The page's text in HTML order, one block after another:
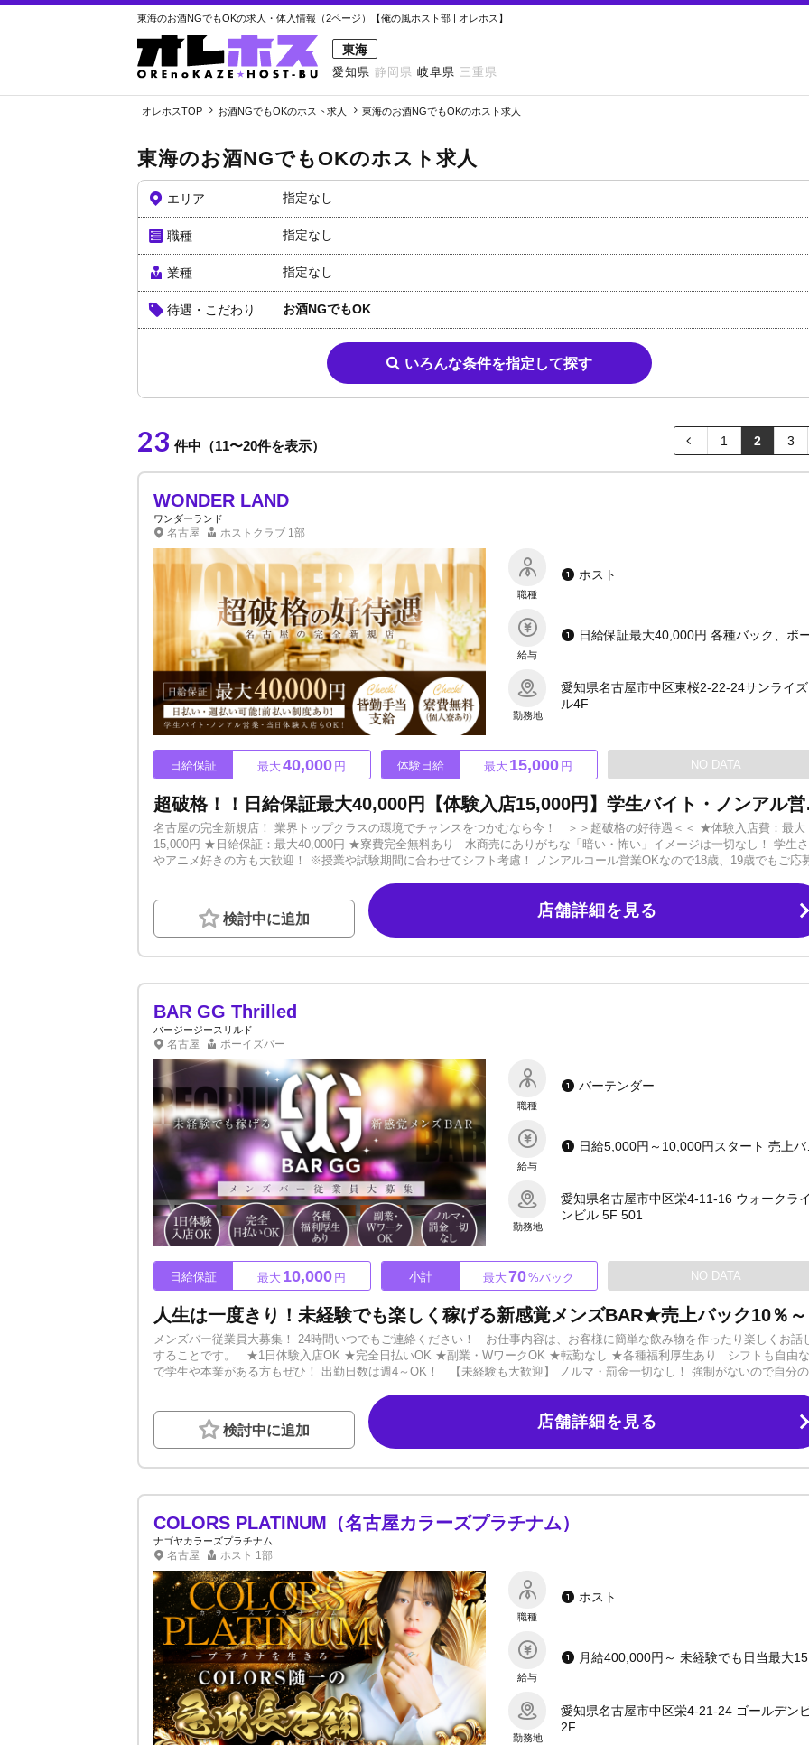
東海のお酒NGでもOKの求人・体入情報（2ページ）【俺の風ホスト部 | オレホス】
東海
愛知県 静岡県 岐阜県 三重県
オレホスTOP お酒NGでもOKのホスト求人 東海のお酒NGでもOKのホスト求人
東海のお酒NGでもOKのホスト求人
エリア 指定なし
職種 指定なし
業種 指定なし
待遇・こだわり お酒NGでもOK
いろんな条件を指定して探す
23 件中（11〜20件を表示） 1 2 3
WONDER LAND
ワンダーランド
名古屋 ホストクラブ 1部
職種
ホスト
給与
勤務地
愛知県名古屋市中区東桜2-22-24サンライ
ル4F
日給保証 最大40,000 円 体験日給 最大 15,000 円 NO DATA
超破格！！
名古屋の完全新規店！ 業界トップクラスの環境でチャンスをつかむなら今！ ＞＞超破格の好待遇＜＜ ★体験入店費：最大
15,000円 ★日給保証：最大40,000円 ★寮費完全無料あり 水商売にありがちな「暗い・怖い」イメージは一切なし！ 学生
やアニメ好きの方も大歓迎！ ※授業や試験期間に合わせてシフト考慮！ ノンアルコール営業OKなので18歳、19歳でもご応
と興味がある」という軽い感じでも大丈夫！ まずは店内見学や体験入店にお越しください。 ※無理な引きとめ一切なし！
験したら絶対入店」「辞めさせてもらえない」といったトラブルはありません。 楽しく働き、しっかり稼げる『ワンダーラ
ド』へぜひ！ 名古屋で夢を掴みましょう！！
検討中に追加 店舗詳細を見る
BAR GG Thrilled
バージージースリルド
名古屋 ボーイズバー
職種
バーテンダー
給与
日給5,000円～10,000円スタート 売上バックあり（10％
勤務地
愛知県名古屋市中区栄4-11-16 ウォークラ
ンビル 5F 501
日給保証 最大 10,000 円 小計 最大70%バック NO DATA
メンズバー従業員大募集！ 24時間いつでもご連絡ください！ お仕事内容は、お客様に簡単な飲み物を作ったり楽しくお話
することです。 ★1日体験入店OK ★完全日払いOK ★副業・WワークOK ★転勤なし ★各種福利厚生あり シフトも自由
で学生や本業がある方もぜひ！ 出勤日数は週4～OK！ 【未経験も大歓迎】 ノルマ・罰金一切なし！ 強制がないので自分
げるか などをマニュアル化！ 未経験でもわかりやすく、サポートも手厚いので安心して学んでいただけます。 最終的には
ベルの高い接客力やおもてなしスキルが身に着けられるので、将来的なビジョン（キャリアアップや独立支援）を目指す方も
ひ！ 独立を応援する制度もあります。 【マンション寮あり】 即日入寮可能です！ お店から徒歩5分圏内にあるので便利で
す。 【上京支援あり】 遠方から引っ越されてくる方は、名古屋までの交通費を全額負担いたします。 上京の際にかかった
金の領収証をご持参ください。 系列店舗にホスト、カフェ、海外にダイビングショップも展開しているので、BAR店員や
検討中に追加 店舗詳細を見る
COLORS PLATINUM（名古屋カラーズプラチナム）
ナゴヤカラーズプラチナム
名古屋 ホスト 1部
職種
ホスト
給与
勤務地
愛知県名古屋市中区栄4-21-24 ゴールデン
2F